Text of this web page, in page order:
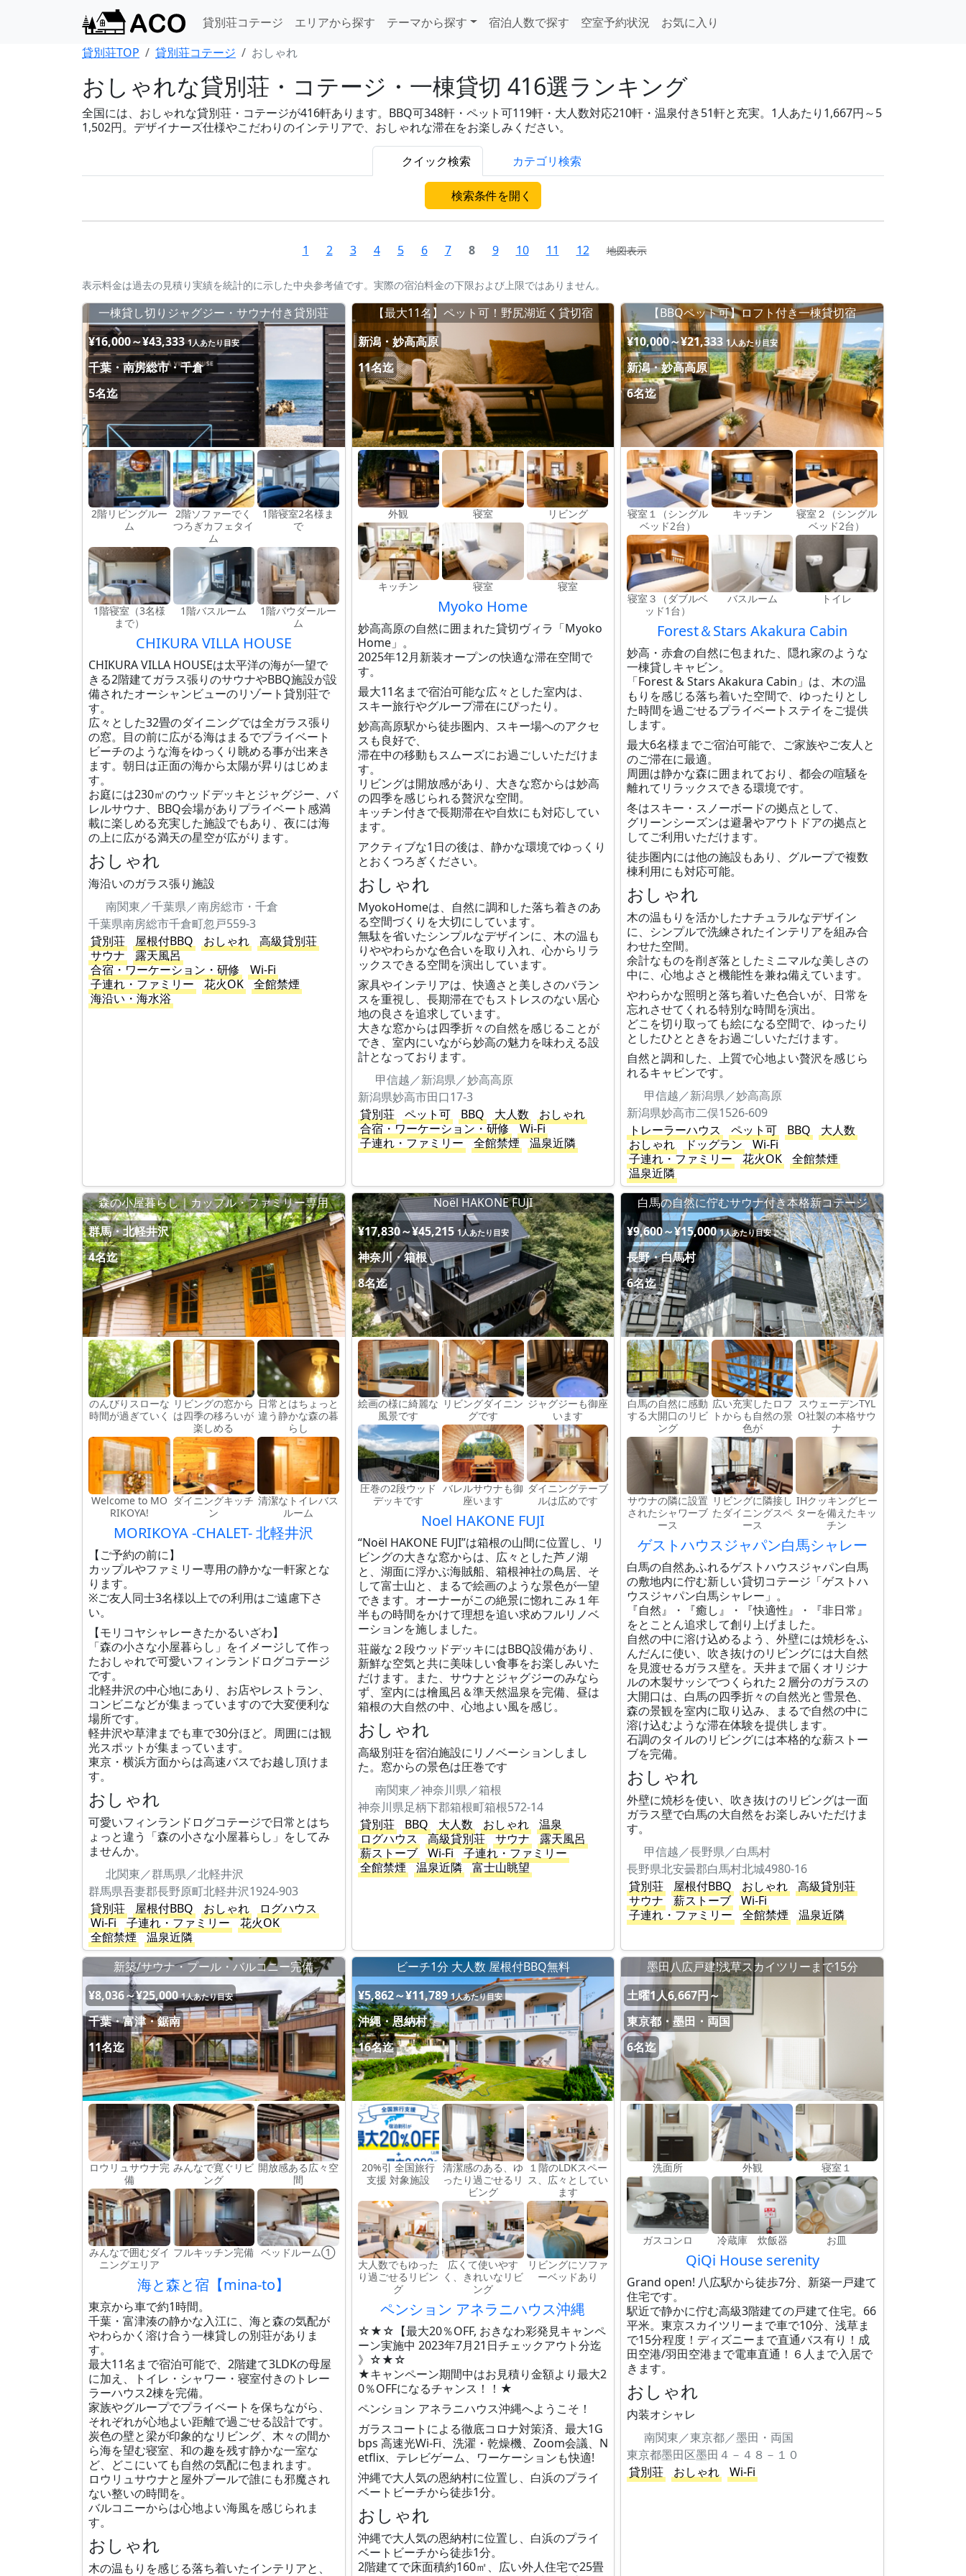
貸別荘コテージ エリアから探す テーマから探す 宿泊人数で探す 空室予約状況
お気に入り
貸別荘TOP
貸別荘コテージ おしゃれ
おしゃれな貸別荘・コテージ・一棟貸切 416選ランキング
全国には、おしゃれな貸別荘・コテージが416軒あります。BBQ可348軒・ペット可119軒・大人数対応210軒・温泉付き51軒と充実。1人あたり1,667円～5
1,502円。デザイナーズ仕様やこだわりのインテリアで、おしゃれな滞在をお楽しみください。
クイック検索 カテゴリ検索
検索条件を開く
1 2 3 4 5 6 7 8 9 10 11 12 地図表示
表示料金は過去の見積り実績を統計的に示した中央参考値です。実際の宿泊料金の下限および上限ではありません。
一棟貸し切りジャグジー・サウナ付き貸別荘
¥16,000～¥43,333 1人あたり目安
千葉・南房総市・千倉
5名迄
2階リビングルー
ム
2階ソファーでく
つろぎカフェタイ
ム
1階寝室2名様ま
で
1階寝室（3名様
まで）
1階バスルーム
1階パウダールー
ム
CHIKURA VILLA HOUSE
CHIKURA VILLA HOUSEは太平洋の海が一望で
きる2階建てガラス張りのサウナやBBQ施設が設
備されたオーシャンビューのリゾート貸別荘で
す。
広々とした32畳のダイニングでは全ガラス張り
の窓。目の前に広がる海はまるでプライベート
ビーチのような海をゆっくり眺める事が出来き
ます。朝日は正面の海から太陽が昇りはじめま
す。
お庭には230㎡のウッドデッキとジャグジー、バ
レルサウナ、BBQ会場がありプライベート感満
載に楽しめる充実した施設でもあり、夜には海
の上に広がる満天の星空が広がります。
おしゃれ
海沿いのガラス張り施設
南関東／千葉県／南房総市・千倉
千葉県南房総市千倉町忽戸559-3
貸別荘
屋根付BBQ おしゃれ
高級貸別荘
サウナ
露天風呂
合宿・ワーケーション・研修
Wi-Fi
子連れ・ファミリー
花火OK
全館禁煙
海沿い・海水浴
【最大11名】ペット可！野尻湖近く貸切宿
新潟・妙高高原
11名迄
外観 寝室 リビング
キッチン 寝室 寝室
Myoko Home
妙高高原の自然に囲まれた貸切ヴィラ「Myoko
Home」。
2025年12月新装オープンの快適な滞在空間で
す。
最大11名まで宿泊可能な広々とした室内は、
スキー旅行やグループ滞在にぴったり。
妙高高原駅から徒歩圏内、スキー場へのアクセ
スも良好で、
滞在中の移動もスムーズにお過ごしいただけま
す。
リビングは開放感があり、大きな窓からは妙高
の四季を感じられる贅沢な空間。
キッチン付きで長期滞在や自炊にも対応してい
ます。
アクティブな1日の後は、静かな環境でゆっくり
とおくつろぎください。
おしゃれ
MyokoHomeは、自然に調和した落ち着きのあ
る空間づくりを大切にしています。
無駄を省いたシンプルなデザインに、木の温も
りややわらかな色合いを取り入れ、心からリラ
ックスできる空間を演出しています。
家具やインテリアは、快適さと美しさのバラン
スを重視し、長期滞在でもストレスのない居心
地の良さを追求しています。
大きな窓からは四季折々の自然を感じることが
でき、室内にいながら妙高の魅力を味わえる設
計となっております。
甲信越／新潟県／妙高高原
新潟県妙高市田口17-3
貸別荘
ペット可 BBQ 大人数
おしゃれ
合宿・ワーケーション・研修
Wi-Fi
子連れ・ファミリー
全館禁煙 温泉近隣
【BBQペット可】ロフト付き一棟貸切宿
¥10,000～¥21,333 1人あたり目安
新潟・妙高高原
6名迄
寝室１（シングル
ベッド2台）
キッチン
寝室２（シングル
ベッド2台）
寝室３（ダブルベ
ッド1台）
バスルーム トイレ
Forest＆Stars Akakura Cabin
妙高・赤倉の自然に包まれた、隠れ家のような
一棟貸しキャビン。
「Forest & Stars Akakura Cabin」は、木の温
もりを感じる落ち着いた空間で、ゆったりとし
た時間を過ごせるプライベートステイをご提供
します。
最大6名様までご宿泊可能で、ご家族やご友人と
のご滞在に最適。
周囲は静かな森に囲まれており、都会の喧騒を
離れてリラックスできる環境です。
冬はスキー・スノーボードの拠点として、
グリーンシーズンは避暑やアウトドアの拠点と
してご利用いただけます。
徒歩圏内には他の施設もあり、グループで複数
棟利用にも対応可能。
おしゃれ
木の温もりを活かしたナチュラルなデザイン
に、シンプルで洗練されたインテリアを組み合
わせた空間。
余計なものを削ぎ落としたミニマルな美しさの
中に、心地よさと機能性を兼ね備えています。
やわらかな照明と落ち着いた色合いが、日常を
忘れさせてくれる特別な時間を演出。
どこを切り取っても絵になる空間で、ゆったり
としたひとときをお過ごしいただけます。
自然と調和した、上質で心地よい贅沢を感じら
れるキャビンです。
甲信越／新潟県／妙高高原
新潟県妙高市二俣1526-609
トレーラーハウス
ペット可 BBQ
大人数
おしゃれ
ドッグラン
Wi-Fi
子連れ・ファミリー
花火OK
全館禁煙
温泉近隣
森の小屋暮らし｜カップル・ファミリー専用
群馬・北軽井沢
4名迄
のんびりスローな
時間が過ぎていく
リビングの窓から
は四季の移ろいが
楽しめる
日常とはちょっと
違う静かな森の暮
らし
Welcome to MO
RIKOYA!
ダイニングキッチ
ン
清潔なトイレバス
ルーム
MORIKOYA -CHALET- 北軽井沢
【ご予約の前に】
カップルやファミリー専用の静かな一軒家とな
ります。
※ご友人同士3名様以上での利用はご遠慮下さ
い。
【モリコヤシャレーきたかるいざわ】
「森の小さな小屋暮らし」をイメージして作っ
たおしゃれで可愛いフィンランドログコテージ
です。
北軽井沢の中心地にあり、お店やレストラン、
コンビニなどが集まっていますので大変便利な
場所です。
軽井沢や草津までも車で30分ほど。周囲には観
光スポットが集まっています。
東京・横浜方面からは高速バスでお越し頂けま
す。
おしゃれ
可愛いフィンランドログコテージで日常とはち
ょっと違う「森の小さな小屋暮らし」をしてみ
ませんか。
北関東／群馬県／北軽井沢
群馬県吾妻郡長野原町北軽井沢1924-903
貸別荘
屋根付BBQ おしゃれ
ログハウス
Wi-Fi
子連れ・ファミリー
花火OK
全館禁煙
温泉近隣
Noël HAKONE FUJI
¥17,830～¥45,215 1人あたり目安
神奈川・箱根
8名迄
絵画の様に綺麗な
風景です
リビングダイニン
グです
ジャグジーも御座
います
圧巻の2段ウッド
デッキです
バレルサウナも御
座います
ダイニングテーブ
ルは広めです
Noel HAKONE FUJI
“Noël HAKONE FUJI”は箱根の山間に位置し、リ
ビングの大きな窓からは、広々とした芦ノ湖
と、湖面に浮かぶ海賊船、箱根神社の鳥居、そ
して富士山と、まるで絵画のような景色が一望
できます。オーナーがこの絶景に惚れこみ１年
半もの時間をかけて理想を追い求めフルリノベ
ーションを施しました。
荘厳な２段ウッドデッキにはBBQ設備があり、
新鮮な空気と共に美味しい食事をお楽しみいた
だけます。また、サウナとジャグジーのみなら
ず、室内には檜風呂＆準天然温泉を完備、昼は
箱根の大自然の中、心地よい風を感じ。
おしゃれ
高級別荘を宿泊施設にリノベーションしまし
た。窓からの景色は圧巻です
南関東／神奈川県／箱根
神奈川県足柄下郡箱根町箱根572-14
貸別荘
BBQ 大人数 おしゃれ
温泉
ログハウス
高級貸別荘 サウナ
露天風呂
薪ストーブ
Wi-Fi
子連れ・ファミリー
全館禁煙
温泉近隣 富士山眺望
白馬の自然に佇むサウナ付き本格新コテージ
¥9,600～¥15,000 1人あたり目安
長野・白馬村
6名迄
白馬の自然に感動
する大開口のリビ
ング
広い充実したロフ
トからも自然の景
色が
スウェーデンTYL
O社製の本格サウ
ナ
サウナの隣に設置
されたシャワーブ
ース
リビングに隣接し
たダイニングスペ
ース
IHクッキングヒー
ターを備えたキッ
チン
ゲストハウスジャパン白馬シャレー
白馬の自然あふれるゲストハウスジャパン白馬
の敷地内に佇む新しい貸切コテージ「ゲストハ
ウスジャパン白馬シャレー」。
『自然』・『癒し』・『快適性』・『非日常』
をとことん追求して創り上げました。
自然の中に溶け込めるよう、外壁には焼杉をふ
んだんに使い、吹き抜けのリビングには大自然
を見渡せるガラス壁を。天井まで届くオリジナ
ルの木製サッシでつくられた２層分のガラスの
大開口は、白馬の四季折々の自然光と雪景色、
森の景観を室内に取り込み、まるで自然の中に
溶け込むような滞在体験を提供します。
石調のタイルのリビングには本格的な薪ストー
ブを完備。
おしゃれ
外壁に焼杉を使い、吹き抜けのリビングは一面
ガラス壁で白馬の大自然をお楽しみいただけま
す。
甲信越／長野県／白馬村
長野県北安曇郡白馬村北城4980-16
貸別荘
屋根付BBQ おしゃれ
高級貸別荘
サウナ
薪ストーブ
Wi-Fi
子連れ・ファミリー
全館禁煙 温泉近隣
新築/サウナ・プール・バルコニー完備
¥8,036～¥25,000 1人あたり目安
千葉・富津・鋸南
11名迄
ロウリュサウナ完
備
みんなで寛ぐリビ
ング
開放感ある広々空
間
みんなで囲むダイ
ニングエリア
フルキッチン完備 ベッドルーム①
海と森と宿【mina-to】
東京から車で約1時間。
千葉・富津湊の静かな入江に、海と森の気配が
やわらかく溶け合う一棟貸しの別荘がありま
す。
最大11名まで宿泊可能で、2階建て3LDKの母屋
に加え、トイレ・シャワー・寝室付きのトレー
ラーハウス2棟を完備。
家族やグループでプライベートを保ちながら、
それぞれが心地よい距離で過ごせる設計です。
炭色の壁と梁が印象的なリビング、木々の間か
ら海を望む寝室、和の趣を残す静かな一室な
ど、どこにいても自然の気配に包まれます。
ロウリュサウナと屋外プールで誰にも邪魔され
ない整いの時間を。
バルコニーからは心地よい海風を感じられま
す。
おしゃれ
木の温もりを感じる落ち着いたインテリアと、
ビーチ1分 大人数 屋根付BBQ無料
¥5,862～¥11,789 1人あたり目安
沖縄・恩納村
16名迄
20%引 全国旅行
支援 対象施設
清潔感のある、ゆ
ったり過ごせるリ
ビング
１階のLDKスペー
ス、広々としてい
ます
大人数でもゆった
り過ごせるリビン
グ
広くて使いやす
く、きれいなリビ
ング
リビングにソファ
ーベッドあり
ペンション アネラニハウス沖縄
☆★☆【最大20％OFF, おきなわ彩発見キャンペ
ーン実施中 2023年7月21日チェックアウト分迄
》☆★☆
★キャンペーン期間中はお見積り金額より最大2
0％OFFになるチャンス！！★
ペンション アネラニハウス沖縄へようこそ！
ガラスコートによる徹底コロナ対策済、最大1G
bps 高速光Wi-Fi、洗濯・乾燥機、Zoom会議、N
etflix、テレビゲーム、ワーケーションも快適!
沖縄で大人気の恩納村に位置し、白浜のプライ
ベートビーチから徒歩1分。
おしゃれ
沖縄で大人気の恩納村に位置し、白浜のプライ
ベートビーチから徒歩1分。
2階建てで床面積約160㎡、広い外人住宅で25畳
墨田八広戸建!浅草スカイツリーまで15分
土曜1人6,667円～
東京都・墨田・両国
6名迄
洗面所 外観 寝室１
ガスコンロ 冷蔵庫 炊飯器 お皿
QiQi House serenity
Grand open! 八広駅から徒歩7分、新築一戸建て
住宅です。
駅近で静かに佇む高級3階建ての戸建て住宅。66
平米。東京スカイツリーまで車で10分、浅草ま
で15分程度！ディズニーまで直通バス有り！成
田空港/羽田空港まで電車直通！６人まで入居で
きます。
おしゃれ
内装オシャレ
南関東／東京都／墨田・両国
東京都墨田区墨田４－４８－１０
貸別荘
おしゃれ Wi-Fi